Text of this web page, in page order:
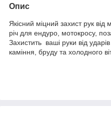
Опис
Якісний міцний захист рук від
річ для ендуро, мотокросу,
Захистить ваші руки від
каміння, бруду та холодного